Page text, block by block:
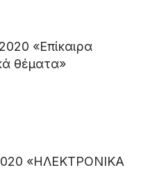
«Επίκαιρα
θέματα»
«ΗΛΕΚΤΡΟΝΙΚΑ